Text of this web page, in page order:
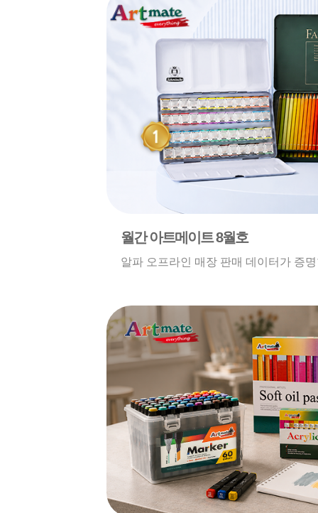
월간 아트메이트 8월호
알파 오프라인 매장 판매 데이터가 증